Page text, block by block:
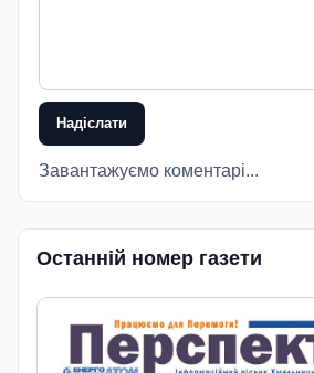
Надіслати
Завантажуємо коментарі...
Останній номер газети